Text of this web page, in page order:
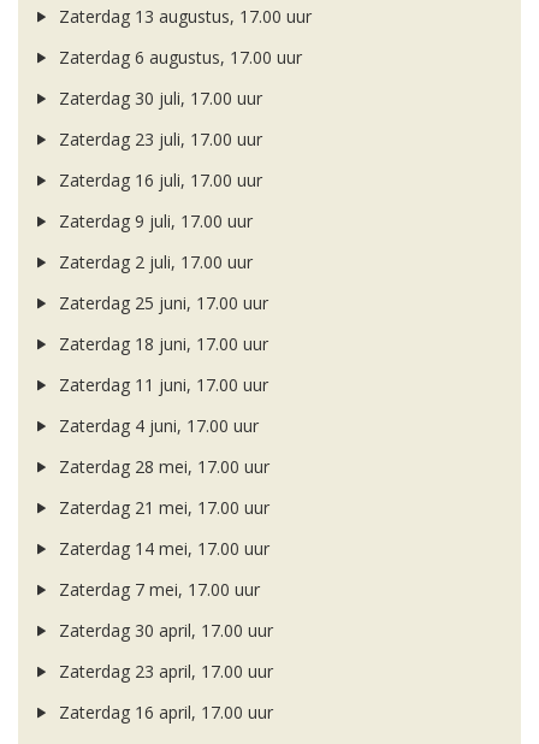
Zaterdag 13 augustus, 17.00 uur
Zaterdag 6 augustus, 17.00 uur
Zaterdag 30 juli, 17.00 uur
Zaterdag 23 juli, 17.00 uur
Zaterdag 16 juli, 17.00 uur
Zaterdag 9 juli, 17.00 uur
Zaterdag 2 juli, 17.00 uur
Zaterdag 25 juni, 17.00 uur
Zaterdag 18 juni, 17.00 uur
Zaterdag 11 juni, 17.00 uur
Zaterdag 4 juni, 17.00 uur
Zaterdag 28 mei, 17.00 uur
Zaterdag 21 mei, 17.00 uur
Zaterdag 14 mei, 17.00 uur
Zaterdag 7 mei, 17.00 uur
Zaterdag 30 april, 17.00 uur
Zaterdag 23 april, 17.00 uur
Zaterdag 16 april, 17.00 uur